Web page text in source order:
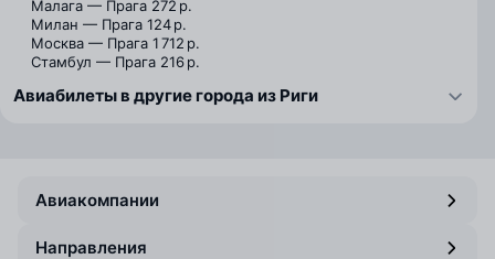
Малага — Прага 272 р.
Милан — Прага 124 р.
Москва — Прага 1 712 р.
Стамбул — Прага 216 р.
Авиабилеты в другие города из Риги
Авиакомпании
Направления